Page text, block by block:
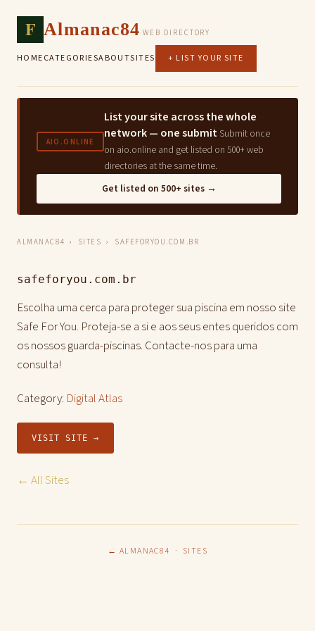
F Almanac84 WEB DIRECTORY
HOMECATEGORIESABOUTSITES + LIST YOUR SITE
AIO.ONLINE
List your site across the whole
network — one submit Submit once
on aio.online and get listed on 500+ web
directories at the same time.
Get listed on 500+ sites →
ALMANAC84 › SITES › SAFEFORYOU.COM.BR
safeforyou.com.br
Escolha uma cerca para proteger sua piscina em nosso site
Safe For You. Proteja-se a si e aos seus entes queridos com
os nossos guarda-piscinas. Contacte-nos para uma
consulta!
Category: Digital Atlas
VISIT SITE →
← All Sites
← ALMANAC84 · SITES